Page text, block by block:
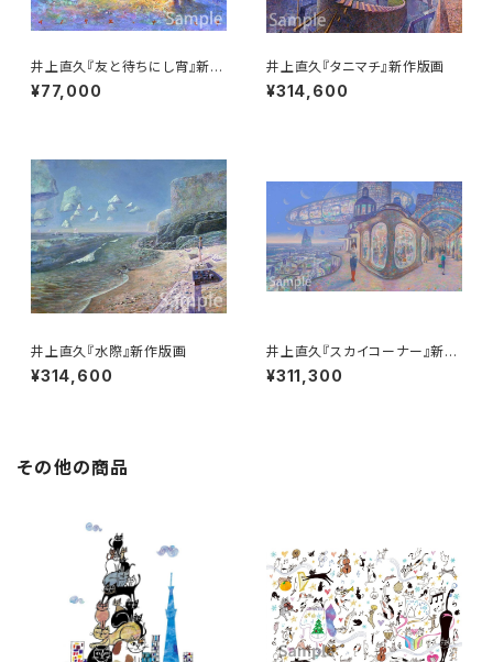
井上直久『友と待ちにし宵』新作
版画
¥77,000
井上直久『タニマチ』新作版画
¥314,600
井上直久『水際』新作版画
¥314,600
井上直久『スカイコーナー』新作
版画
¥311,300
その他の商品